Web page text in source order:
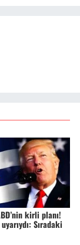
kirli planı!
Sıradaki